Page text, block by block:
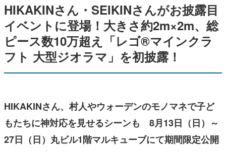
HIKAKINさん・SEIKINさんがお披露目
イベントに登場！大きさ約2m×2m、総
ピース数10万超え「レゴ®マインクラ
フト 大型ジオラマ」を初披露！
HIKAKINさん、村人やウォーデンのモノマネで子ど
もたちに神対応を見せるシーンも 8月13日（日）～
27日（日）丸ビル1階マルキューブにて期間限定公開